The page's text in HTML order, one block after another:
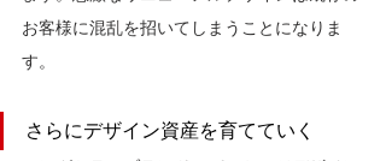
お客様に混乱を招いてしまうことになりま
す。
さらにデザイン資産を育てていく